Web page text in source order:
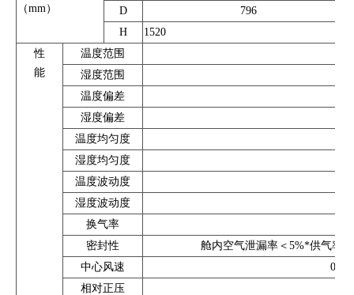
（mm）
D
796
H
1520
性
能
温度范围
湿度范围
温度偏差
湿度偏差
温度均匀度
湿度均匀度
温度波动度
湿度波动度
换气率
密封性
舱内空气泄漏率＜5%*供气率
中心风速
0.1-
相对正压